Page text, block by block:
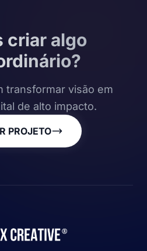
criar algo
transformar visão em
de alto impacto.
PROJETO